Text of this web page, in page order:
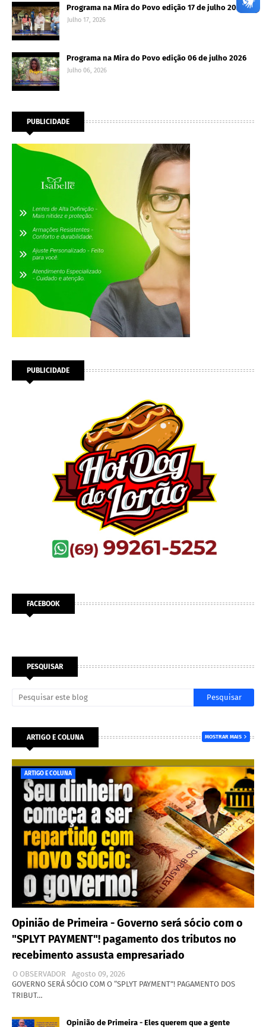
Programa na Mira do Povo edição 17 de julho 2026
Julho 17, 2026
Programa na Mira do Povo edição 06 de julho 2026
Julho 06, 2026
PUBLICIDADE
PUBLICIDADE
FACEBOOK
PESQUISAR
ARTIGO E COLUNA MOSTRAR MAIS
ARTIGO E COLUNA
Opinião de Primeira - Governo será sócio com o
"SPLYT PAYMENT"! pagamento dos tributos no
recebimento assusta empresariado
O OBSERVADOR
Agosto 09, 2026
GOVERNO SERÁ SÓCIO COM O “SPLYT PAYMENT”! PAGAMENTO DOS
TRIBUT…
Opinião de Primeira - Eles querem que a gente